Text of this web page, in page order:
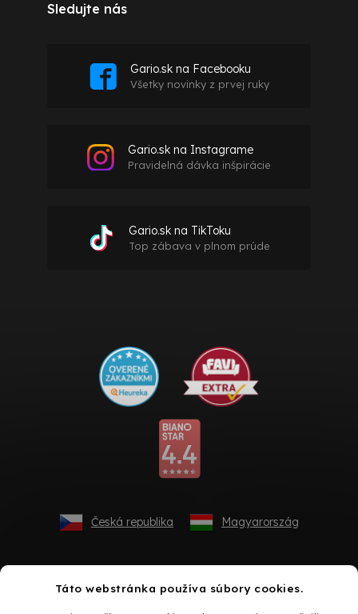
Táto webstránka používa súbory cookies.
Sledujte nás
Gario.sk na Facebooku
Všetky novinky z prvej ruky
Gario.sk na Instagrame
Pravidelná dávka inšpirácie
Gario.sk na TikToku
Top zábava v plnom prúde
Česká republika Magyarország